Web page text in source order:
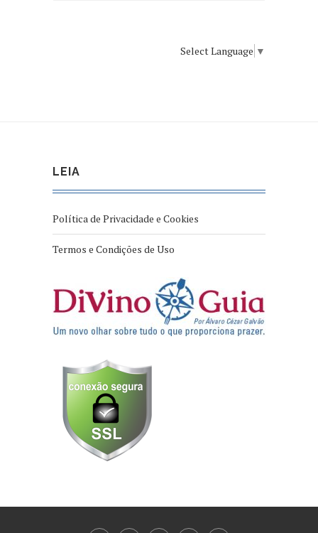
Select Language ▼
LEIA
Política de Privacidade e Cookies
Termos e Condições de Uso